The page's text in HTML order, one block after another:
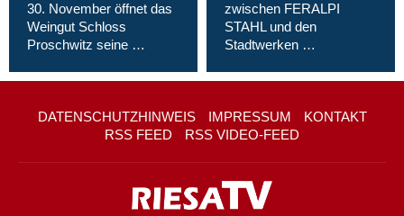
30. November öffnet das
Weingut Schloss
Proschwitz seine …
zwischen FERALPI
STAHL und den
Stadtwerken …
DATENSCHUTZHINWEIS IMPRESSUM
KONTAKT
RSS FEED
RSS VIDEO-FEED